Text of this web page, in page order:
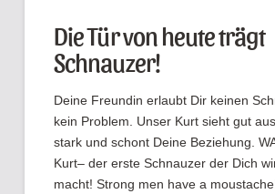
Die Tür von heute trägt
Schnauzer!
Deine Freundin erlaubt Dir keinen
kein Problem. Unser Kurt sieht gut
stark und schont Deine Beziehung.
Kurt– der erste Schnauzer der Dich
macht! Strong men have a